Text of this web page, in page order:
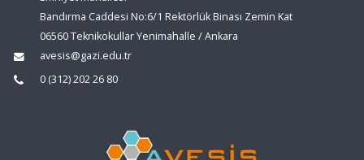
Bandırma Caddesi No:6/1 Rektörlük Binası Zemin Kat
06560 Teknikokullar Yenimahalle / Ankara
avesis@gazi.edu.tr
0 (312) 202 26 80